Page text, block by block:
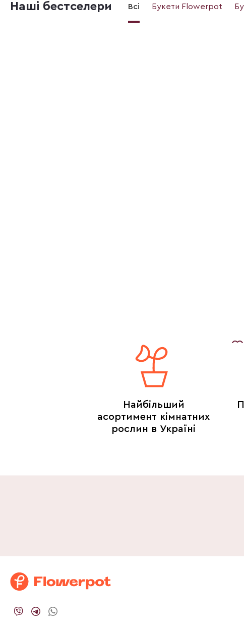
Наші бестселери Всі Букети Flowerpot
Найбільший
асортимент кімнатних
рослин в Україні